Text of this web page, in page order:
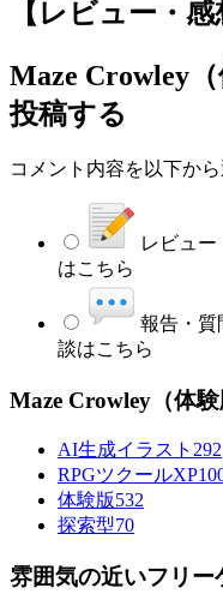
【レビュー・感
Maze Crowley（
投稿する
コメント内容を以下か
レビュー
はこちら
報告・質
談はこちら
Maze Crowley（体
AI生成イラスト 292
RPGツクールXP
体験版532
探索型70
雰囲気の近いフリー